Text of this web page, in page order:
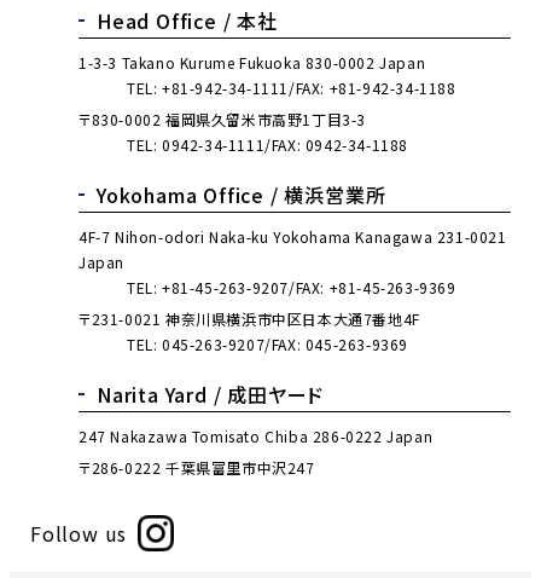
Head Office /本社
1-3-3 Takano Kurume Fukuoka 830-0002 Japan
TEL: +81-942-34-1111 FAX: +81-942-34-1188
〒830-0002 福岡県久留米市高野1丁目3-3
TEL: 0942-34-1111 FAX: 0942-34-1188
Yokohama Office /横浜営業所
4F-7 Nihon-odori Naka-ku Yokohama Kanagawa 231-0021
Japan
TEL: +81-45-263-9207 FAX: +81-45-263-9369
〒231-0021 神奈川県横浜市中区日本大通7番地4F
TEL: 045-263-9207 FAX: 045-263-9369
Narita Yard / 成田ヤード
247 Nakazawa Tomisato Chiba 286-0222 Japan
〒286-0222 千葉県富里市中沢247
Follow us